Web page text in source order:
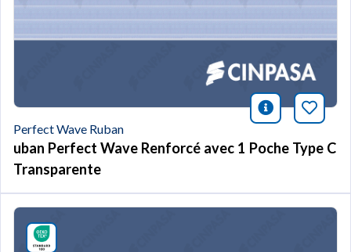
icono
Perfect Wave Ruban
uban Perfect Wave Renforcé avec 1 Poche Type C
Transparente